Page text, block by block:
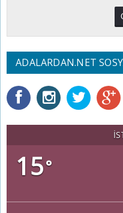
ADALARDAN.NET
15°